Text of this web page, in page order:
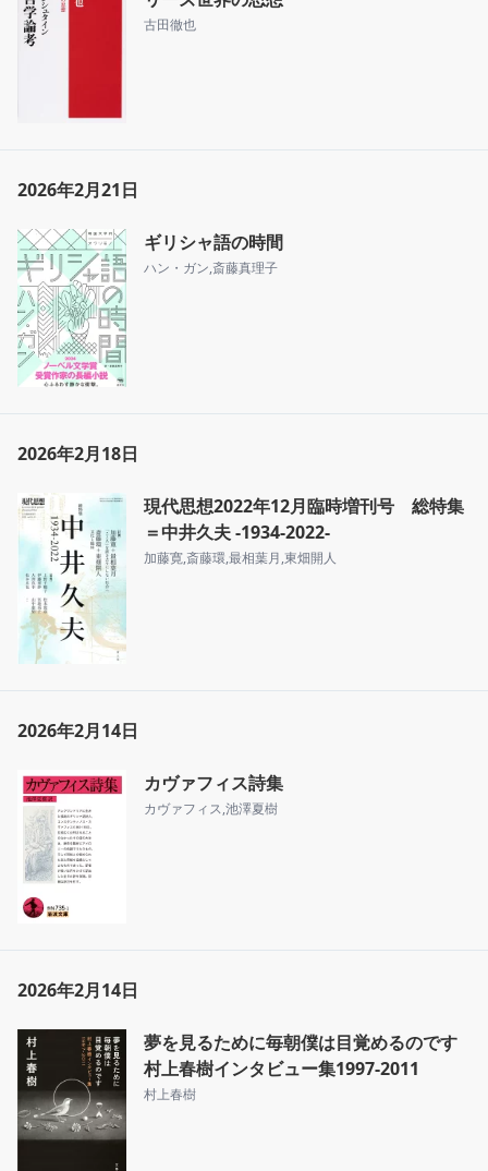
古田徹也
2026年2月21日
ギリシャ語の時間
ハン・ガン,斎藤真理子
2026年2月18日
現代思想2022年12月臨時増刊号 総特集
＝中井久夫 -1934-2022-
加藤寛,斎藤環,最相葉月,東畑開人
2026年2月14日
カヴァフィス詩集
カヴァフィス,池澤夏樹
2026年2月14日
夢を見るために毎朝僕は目覚めるのです
村上春樹インタビュー集1997-2011
村上春樹